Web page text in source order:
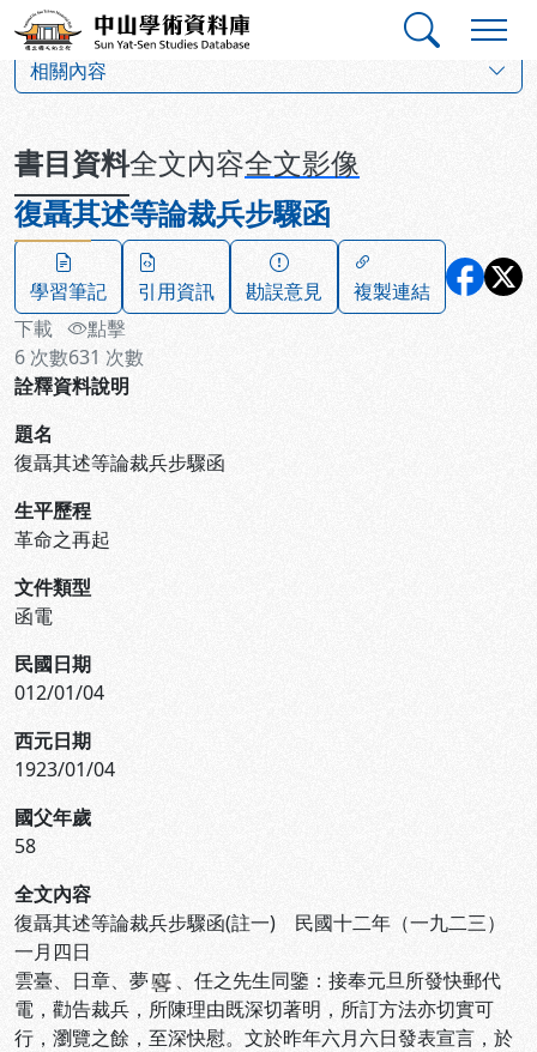
跳到主要內容
中山學術資料庫
相關內容
書目資料全文內容全文影像
復聶其述等論裁兵步驟函
學習筆記 引用資訊 勘誤意見
複製連結
下載
6 次數
點擊
631 次數
詮釋資料說明
題名
復聶其述等論裁兵步驟函
生平歷程
革命之再起
文件類型
函電
民國日期
012/01/04
西元日期
1923/01/04
國父年歲
58
全文內容
復聶其述等論裁兵步驟函(註一) 民國十二年（一九二三）
一月四日
雲臺、日章、夢
、任之先生同鑒：接奉元旦所發快郵代
電，勸告裁兵，所陳理由既深切著明，所訂方法亦切實可
行，瀏覽之餘，至深快慰。文於昨年六月六日發表宣言，於